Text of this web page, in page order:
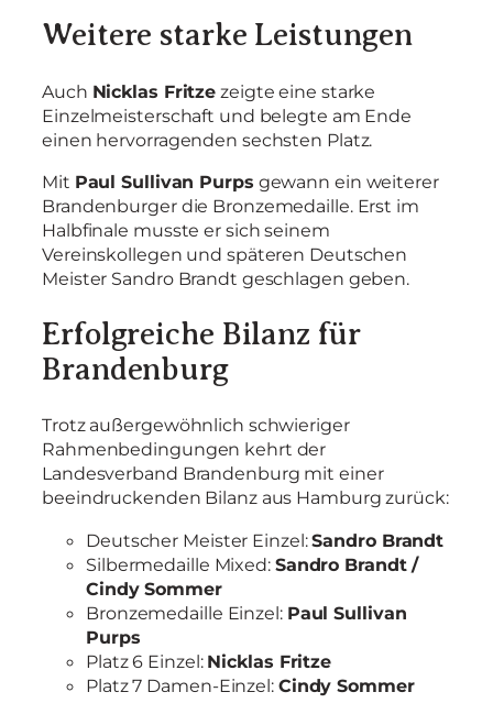
Weitere starke Leistungen
Auch Nicklas Fritze zeigte eine starke
Einzelmeisterschaft und belegte am Ende
einen hervorragenden sechsten Platz.
Mit Paul Sullivan Purps gewann ein weiterer
Brandenburger die Bronzemedaille. Erst im
Halbfinale musste er sich seinem
Vereinskollegen und späteren Deutschen
Meister Sandro Brandt geschlagen geben.
Erfolgreiche Bilanz für
Brandenburg
Trotz außergewöhnlich schwieriger
Rahmenbedingungen kehrt der
Landesverband Brandenburg mit einer
beeindruckenden Bilanz aus Hamburg zurück:
Deutscher Meister Einzel:Sandro Brandt
Silbermedaille Mixed: Sandro Brandt /
Cindy Sommer
Bronzemedaille Einzel: Paul Sullivan
Purps
Platz 6 Einzel: Nicklas Fritze
Platz 7 Damen-Einzel: Cindy Sommer